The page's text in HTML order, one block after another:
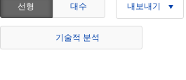
선형 대수 내보내기
기술적 분석